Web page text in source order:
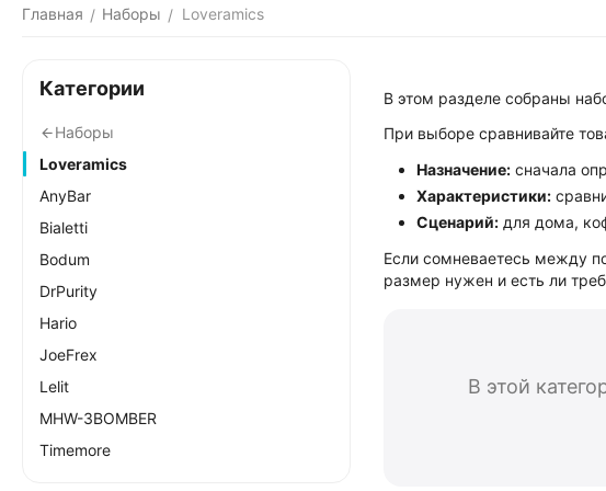
Главная / Наборы / Loveramics
В этом разделе собраны
При выборе сравнивайте
Назначение: сначала
Характеристики:
Сценарий: для дома,
Если сомневаетесь между
размер нужен и есть ли
В этой
Категории
Наборы
Loveramics
AnyBar
Bialetti
Bodum
DrPurity
Hario
JoeFrex
Lelit
MHW-3BOMBER
Timemore